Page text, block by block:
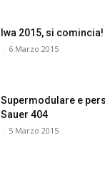
Iwa 2015, si comincia!
- 6 Marzo 2015
Supermodulare e
Sauer 404
- 5 Marzo 2015